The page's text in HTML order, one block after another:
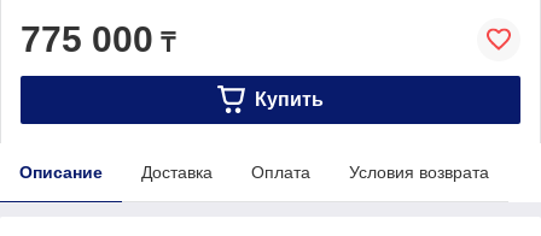
775 000 ₸
Купить
Описание Доставка Оплата Условия возврата